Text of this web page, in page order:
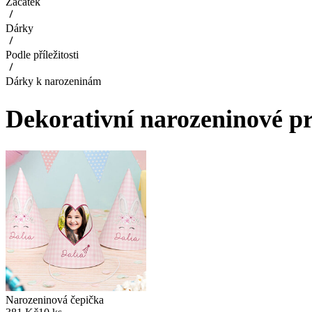
Dárky
Podle příležitosti
Dárky k narozeninám
Dekorativní narozeninové
Narozeninová čepička